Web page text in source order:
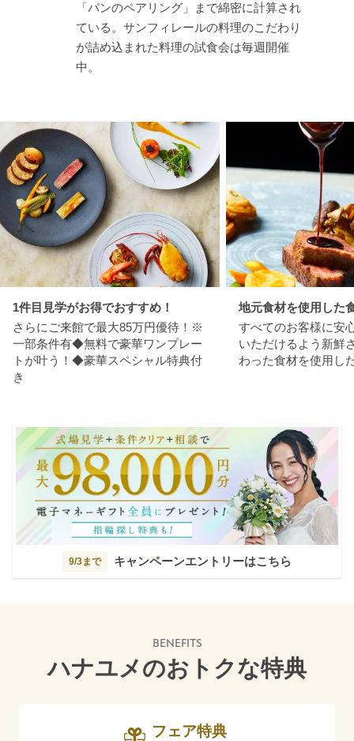
「パンのペアリング」まで綿密に計算され
ている。サンフィレールの料理のこだわり
が詰め込まれた料理の試食会は毎週開催
中。
1件目見学がお得でおすすめ！
さらにご来館で最大85万円優待！※
一部条件有◆無料で豪華ワンプレー
トが叶う！◆豪華スペシャル特典付
き
地元食材を使用した
すべてのお客様に安
いただけるよう新鮮
わった食材を使用し
9/3まで キャンペーンエントリーはこちら
BENEFITS
ハナユメのおトクな特典
フェア特典